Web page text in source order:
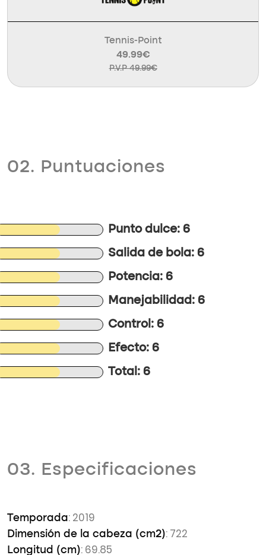
Tennis-Point
49.99€
P.V.P 49.99€
02. Puntuaciones
Punto dulce: 6
Salida de bola: 6
Potencia: 6
Manejabilidad: 6
Control: 6
Efecto: 6
Total: 6
03. Especificaciones
Temporada: 2019
Dimensión de la cabeza (cm2): 722
Longitud (cm): 69.85